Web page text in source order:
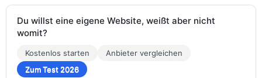
Du willst eine eigene Website, weißt aber nicht
womit?
Kostenlos starten
Anbieter vergleichen
Zum Test 2026